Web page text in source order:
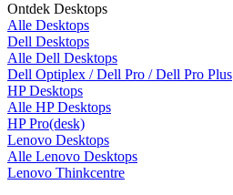
Ontdek Desktops
Alle Desktops
Dell Desktops
Alle Dell Desktops
Dell Optiplex / Dell Pro / Dell Pro Plus
HP Desktops
Alle HP Desktops
HP Pro(desk)
Lenovo Desktops
Alle Lenovo Desktops
Lenovo Thinkcentre